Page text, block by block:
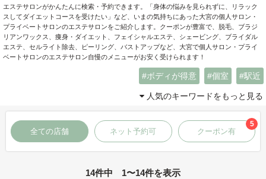
エステサロンがかんたんに検索・予約できます。「身体の悩みを見られずに、リラック
スしてダイエットコースを受けたい」など、いまの気持ちにあった大宮の個人サロン・
プライベートサロンのエステサロンをご紹介します。クーポンが豊富で、脱毛、ブラジ
リアンワックス、痩身・ダイエット、フェイシャルエステ、シェービング、ブライダル
エステ、セルライト除去、ピーリング、バストアップなど、大宮で個人サロン・プライ
ベートサロンのエステサロン自慢のメニューがお安く受けられます！
ボディが得意 個室 駅近
人気のキーワードをもっと見る
全ての店舗 ネット予約可 クーポン有
5
14件中 1〜14件を表示